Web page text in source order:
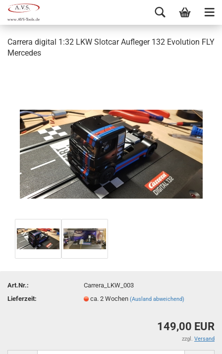
Carrera digital 1:32 LKW Slotcar Aufleger 132 Evolution FLY
Mercedes
Art.Nr.:
Carrera_LKW_003
Lieferzeit:
ca. 2 Wochen(Ausland abweichend)
149,00 EUR
zzgl. Versand